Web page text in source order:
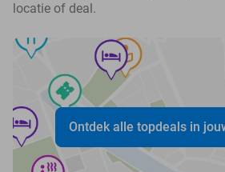
locatie of deal.
Ontdek alle topdeals in